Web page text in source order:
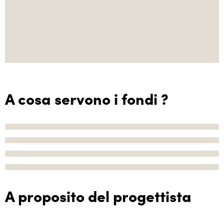
A cosa servono i fondi ?
A proposito del progettista